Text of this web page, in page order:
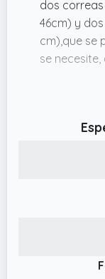
dos
46cm) y
cm),que se
se
menisco y
rótula,
deportiva.
gimnasio,
✔️
ligero de
toda la